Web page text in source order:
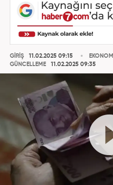
GİRİŞ
11.02.2025 09:15
GÜNCELLEME
11.02.2025 09:35
EKONOMİ